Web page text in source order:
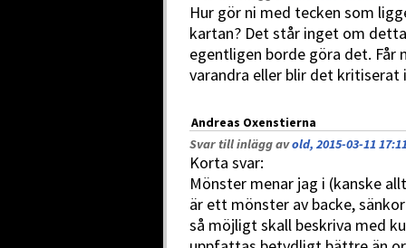
Hur gör ni med tecken som
kartan? Det står inget om
egentligen borde göra det. Får
varandra eller blir det kritiserat
Andreas Oxenstierna
Svar till inlägg avold, 2015-03-11
Korta svar:
Mönster menar jag i (kanske
är ett mönster av backe,
så möjligt skall beskriva med